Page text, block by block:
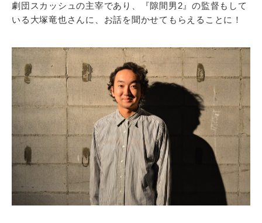
劇団スカッシュの主宰であり、『隙間男2』の監督もして
いる大塚竜也さんに、お話を聞かせてもらえることに！